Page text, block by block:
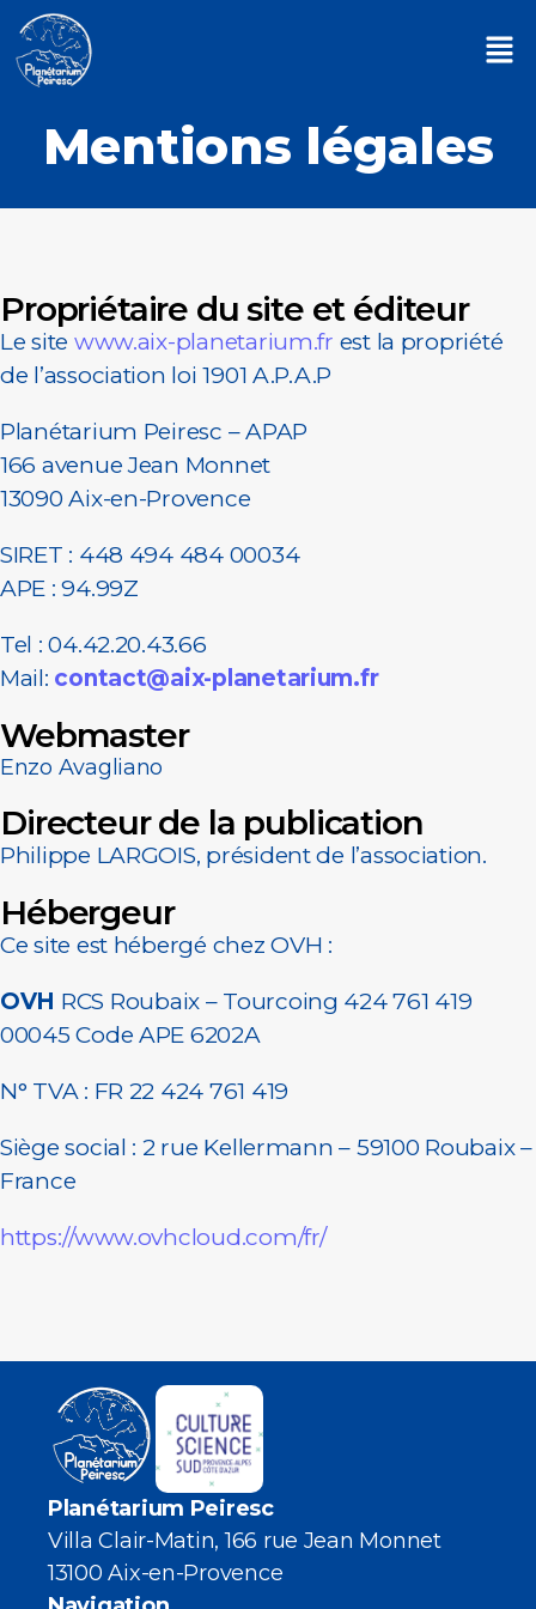
Mentions légales
Propriétaire du site et éditeur
Le site www.aix-planetarium.fr est la propriété
de l’association loi 1901 A.P.A.P
Planétarium Peiresc – APAP
166 avenue Jean Monnet
13090 Aix-en-Provence
SIRET : 448 494 484 00034
APE : 94.99Z
Tel : 04.42.20.43.66
Mail: contact@aix-planetarium.fr
Webmaster
Enzo Avagliano
Directeur de la publication
Philippe LARGOIS, président de l’association.
Hébergeur
Ce site est hébergé chez OVH :
OVH RCS Roubaix – Tourcoing 424 761 419
00045 Code APE 6202A
N° TVA : FR 22 424 761 419
Siège social : 2 rue Kellermann – 59100 Roubaix –
France
https://www.ovhcloud.com/fr/
Planétarium Peiresc
Villa Clair-Matin, 166 rue Jean Monnet
13100 Aix-en-Provence